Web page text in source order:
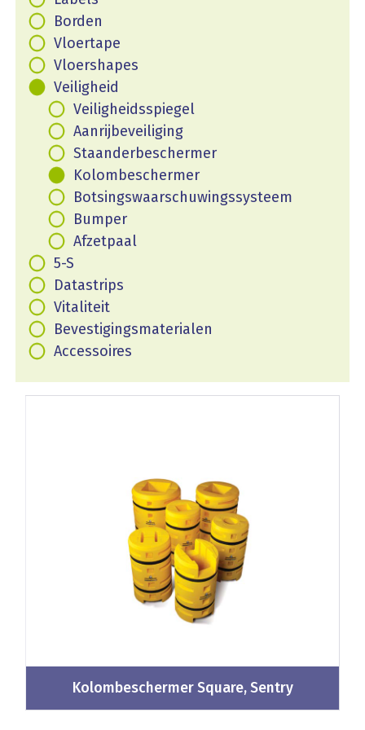
Borden
Vloertape
Vloershapes
Veiligheid
Veiligheidsspiegel
Aanrijbeveiliging
Staanderbeschermer
Kolombeschermer
Botsingswaarschuwingssysteem
Bumper
Afzetpaal
5-S
Datastrips
Vitaliteit
Bevestigingsmaterialen
Accessoires
Kolombeschermer Square, Sentry